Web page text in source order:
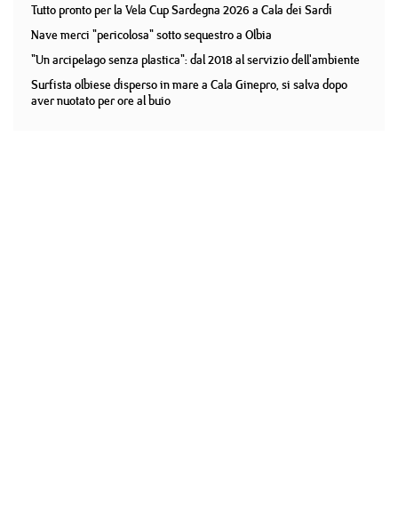
Tutto pronto per la Vela Cup Sardegna 2026 a Cala dei Sardi
Nave merci "pericolosa" sotto sequestro a Olbia
"Un arcipelago senza plastica": dal 2018 al servizio dell'ambiente
Surfista olbiese disperso in mare a Cala Ginepro, si salva dopo
aver nuotato per ore al buio